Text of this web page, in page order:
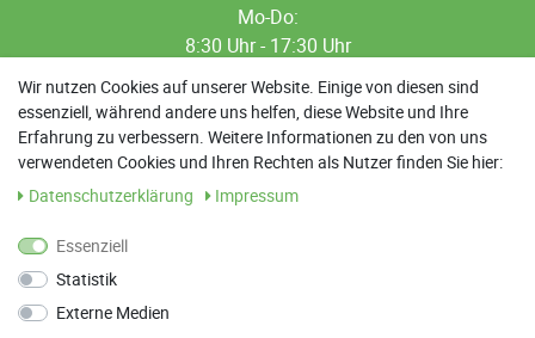
Mo-Do:
8:30 Uhr - 17:30 Uhr
8:30 Uhr - 12:00 Uhr
13:00 Uhr - 17:30 Uhr
Sa: 9:00 Uhr - 13:00 Uhr
Wir nutzen Cookies auf unserer Website. Einige von diesen sind
essenziell, während andere uns helfen, diese Website und Ihre
Erfahrung zu verbessern. Weitere Informationen zu den von uns
verwendeten Cookies und Ihren Rechten als Nutzer finden Sie hier:
Daten­schutz­erklärung
Impressum
Essenziell
Statistik
Externe Medien